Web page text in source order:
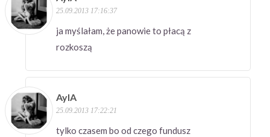
25.09.2013 17:16:37
ja myślałam, że panowie to płacą z
rozkoszą
AylA
25.09.2013 17:22:21
tylko czasem bo od czego fundusz